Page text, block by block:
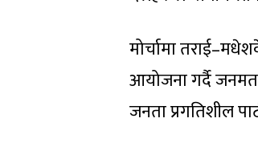
मोर्चामा
आयोजना गर्दै जनमत
जनता प्रगतिशील